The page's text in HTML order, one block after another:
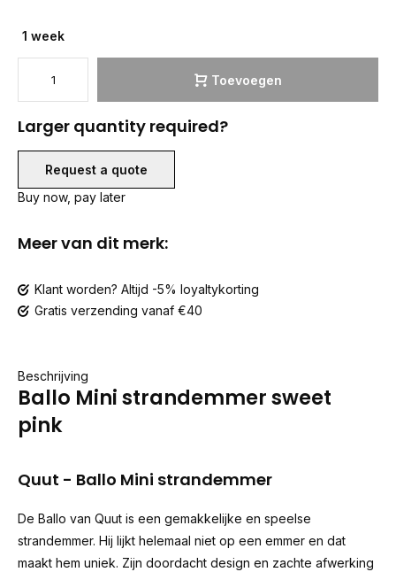
1 week
Toevoegen
Larger quantity required?
Request a quote
Buy now, pay later
Meer van dit merk:
Klant worden? Altijd -5% loyaltykorting
Gratis verzending vanaf €40
Beschrijving
Ballo Mini strandemmer sweet
pink
Quut - Ballo Mini strandemmer
De Ballo van Quut is een gemakkelijke en speelse
strandemmer. Hij lijkt helemaal niet op een emmer en dat
maakt hem uniek. Zijn doordacht design en zachte afwerking